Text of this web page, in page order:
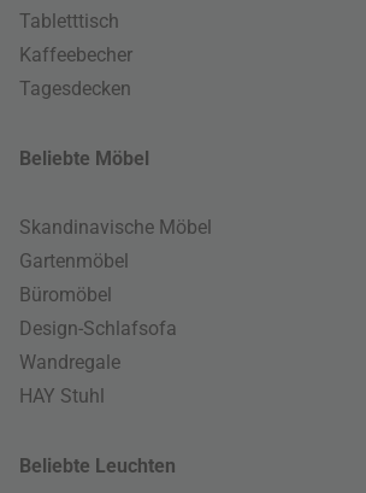
Tabletttisch
Kaffeebecher
Tagesdecken
Beliebte Möbel
Skandinavische Möbel
Gartenmöbel
Büromöbel
Design-Schlafsofa
Wandregale
HAY Stuhl
Beliebte Leuchten